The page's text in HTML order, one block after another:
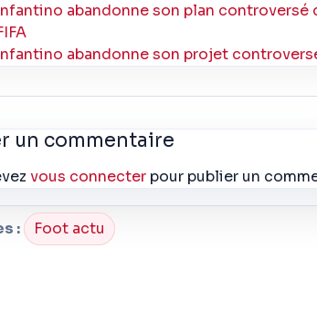
abandonne son plan controversé
abandonne son projet
un commentaire
vous connecter pour publier un
: Foot actu